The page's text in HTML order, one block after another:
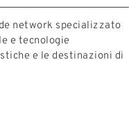
network specializzato
e tecnologie
e le destinazioni di